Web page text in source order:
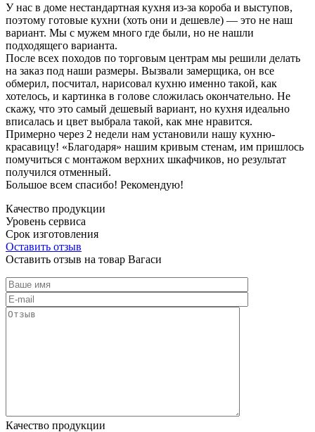
У нас в доме нестандартная кухня из-за короба и выступов,
поэтому готовые кухни (хоть они и дешевле) — это не наш
вариант. Мы с мужем много где были, но не нашли
подходящего варианта.
После всех походов по торговым центрам мы решили делать
на заказ под наши размеры. Вызвали замерщика, он все
обмерил, посчитал, нарисовал кухню именно такой, как
хотелось, и картинка в голове сложилась окончательно. Не
скажу, что это самый дешевый вариант, но кухня идеально
вписалась и цвет выбрала такой, как мне нравится.
Примерно через 2 недели нам установили нашу кухню-
красавицу! «Благодаря» нашим кривым стенам, им пришлось
помучиться с монтажом верхних шкафчиков, но результат
получился отменный.
Большое всем спасибо! Рекомендую!
Качество продукции
Уровень сервиса
Срок изготовления
Оставить отзыв
Оставить отзыв на товар Вагаси
Качество продукции